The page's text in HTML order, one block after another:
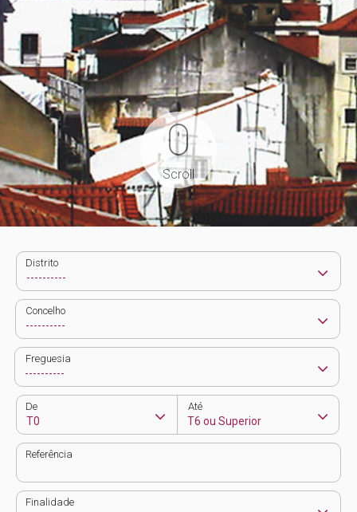
Scroll
Distrito
Concelho
Freguesia
De Até
Referência
Finalidade